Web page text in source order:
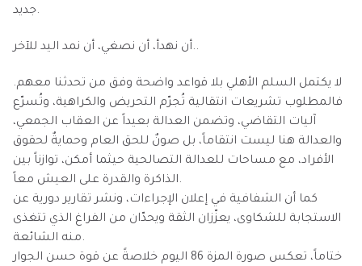
جديد.
أن نهدأ، أن نصغي، أن نمد اليد للآخر..
لا يكتمل السلم الأهلي بلا قواعد واضحة وفق من تحدثنا معهم.
فالمطلوب تشريعات انتقالية تُجرّم التحريض والكراهية، وتُسرّع
آليات التقاضي، وتضمن العدالة بعيداً عن العقاب الجمعي،
والعدالة هنا ليست انتقاماً، بل صونٌ للحق العام وحمايةٌ لحقوق
الأفراد، مع مساحات للعدالة التصالحية حيثما أمكن، توازناً بين
الذاكرة والقدرة على العيش معاً.
كما أن الشفافية في إعلان الإجراءات، ونشر تقارير دورية عن
الاستجابة للشكاوى، يعزّزان الثقة ويحدّان من الفراغ الذي تتغذى
منه الشائعة.
ختاماً، تعكس صورة المزة 86 اليوم خلاصةً عن قوة حسن الجوار